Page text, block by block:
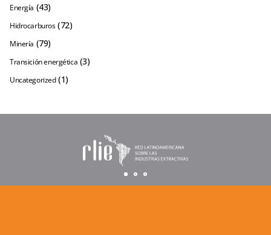
Energía (43)
Hidrocarburos (72)
Minería (79)
Transición energética (3)
Uncategorized (1)